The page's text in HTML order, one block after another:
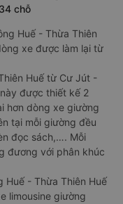
chỗ
Huế - Thừa Thiên
xe được làm lại từ
Huế từ Cư Jút -
được thiết kế 2
hơn dòng xe giường
tại mỗi giường đều
đọc sách,…. Mỗi
đương với phân khúc
Huế - Thừa Thiên Huế
limousine giường